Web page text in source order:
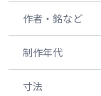
作者・銘など
制作年代
寸法